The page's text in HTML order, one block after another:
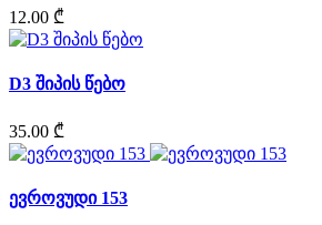
12.00 ₾
D3 შიპის წებო
35.00 ₾
ევროვუდი 153